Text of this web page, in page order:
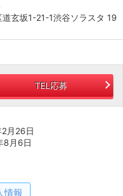
玄坂1-21-1渋谷ソラスタ 19
TEL応募
月26日
8月6日
情報